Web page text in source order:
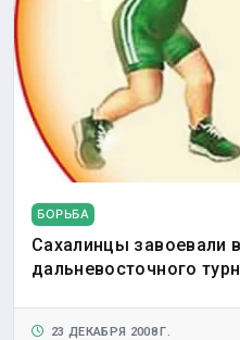
БОРЬБА
Сахалинцы завоевали
дальневосточного
23 ДЕКАБРЯ 2008 Г.